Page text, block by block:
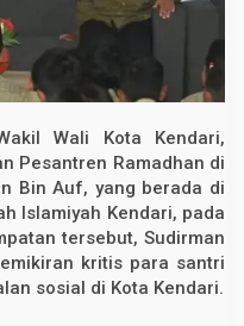
Wali Kota Kendari,
Pesantren Ramadhan di
Bin Auf, yang berada di
Islamiyah Kendari, pada
tersebut, Sudirman
kritis para santri
sosial di Kota Kendari.